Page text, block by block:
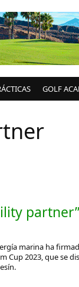
GOLF
marina ha
Cup 2023, que se